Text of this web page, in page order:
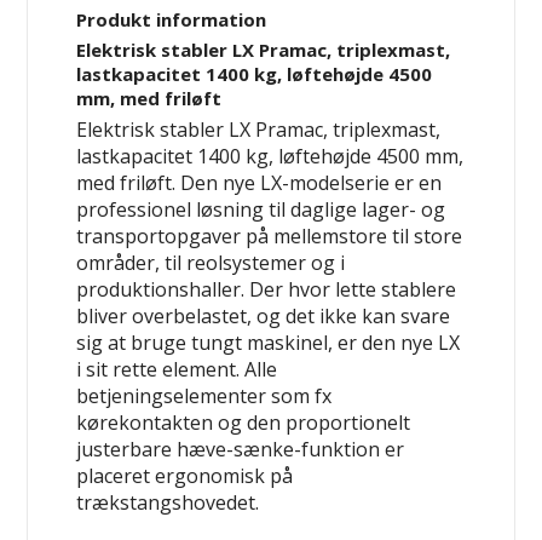
Produkt information
Elektrisk stabler LX Pramac, triplexmast,
lastkapacitet 1400 kg, løftehøjde 4500
mm, med friløft
Elektrisk stabler LX Pramac, triplexmast,
lastkapacitet 1400 kg, løftehøjde 4500 mm,
med friløft. Den nye LX-modelserie er en
professionel løsning til daglige lager- og
transportopgaver på mellemstore til store
områder, til reolsystemer og i
produktionshaller. Der hvor lette stablere
bliver overbelastet, og det ikke kan svare
sig at bruge tungt maskinel, er den nye LX
i sit rette element. Alle
betjeningselementer som fx
kørekontakten og den proportionelt
justerbare hæve-sænke-funktion er
placeret ergonomisk på
trækstangshovedet.